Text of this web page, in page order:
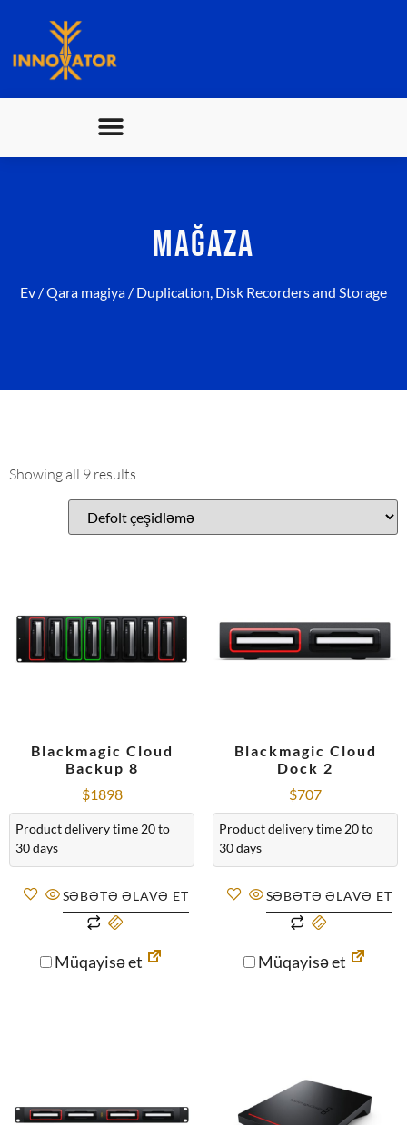
MAĞAZA
Ev /Qara magiya / Duplication, Disk Recorders and Storage
Showing all 9 results
Blackmagic Cloud
Backup 8
$1898
Product delivery time 20 to
30 days
SƏBƏTƏ ƏLAVƏ ET
Müqayisə et
Blackmagic Cloud
Dock 2
$707
Product delivery time 20 to
30 days
SƏBƏTƏ ƏLAVƏ ET
Müqayisə et